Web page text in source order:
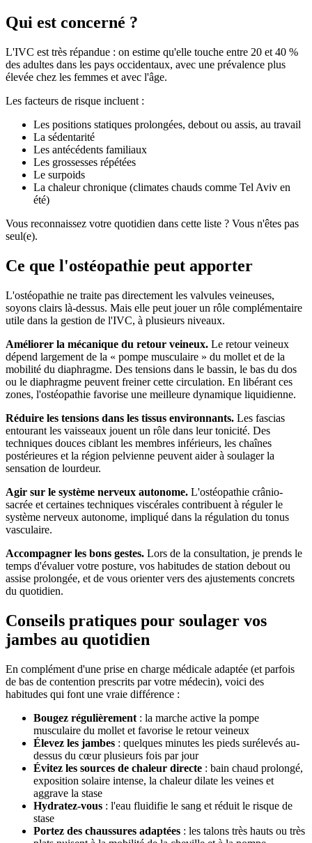
Qui est concerné ?
L'IVC est très répandue : on estime qu'elle touche entre 20 et 40 %
des adultes dans les pays occidentaux, avec une prévalence plus
élevée chez les femmes et avec l'âge.
Les facteurs de risque incluent :
Les positions statiques prolongées, debout ou assis, au travail
La sédentarité
Les antécédents familiaux
Les grossesses répétées
Le surpoids
La chaleur chronique (climates chauds comme Tel Aviv en
été)
Vous reconnaissez votre quotidien dans cette liste ? Vous n'êtes pas
seul(e).
Ce que l'ostéopathie peut apporter
L'ostéopathie ne traite pas directement les valvules veineuses,
soyons clairs là-dessus. Mais elle peut jouer un rôle complémentaire
utile dans la gestion de l'IVC, à plusieurs niveaux.
Améliorer la mécanique du retour veineux. Le retour veineux
dépend largement de la « pompe musculaire » du mollet et de la
mobilité du diaphragme. Des tensions dans le bassin, le bas du dos
ou le diaphragme peuvent freiner cette circulation. En libérant ces
zones, l'ostéopathie favorise une meilleure dynamique liquidienne.
Réduire les tensions dans les tissus environnants. Les fascias
entourant les vaisseaux jouent un rôle dans leur tonicité. Des
techniques douces ciblant les membres inférieurs, les chaînes
postérieures et la région pelvienne peuvent aider à soulager la
sensation de lourdeur.
Agir sur le système nerveux autonome. L'ostéopathie crânio-
sacrée et certaines techniques viscérales contribuent à réguler le
système nerveux autonome, impliqué dans la régulation du tonus
vasculaire.
Accompagner les bons gestes. Lors de la consultation, je prends le
temps d'évaluer votre posture, vos habitudes de station debout ou
assise prolongée, et de vous orienter vers des ajustements concrets
du quotidien.
Conseils pratiques pour soulager vos
jambes au quotidien
En complément d'une prise en charge médicale adaptée (et parfois
de bas de contention prescrits par votre médecin), voici des
habitudes qui font une vraie différence :
Bougez régulièrement : la marche active la pompe
musculaire du mollet et favorise le retour veineux
Élevez les jambes : quelques minutes les pieds surélevés au-
dessus du cœur plusieurs fois par jour
Évitez les sources de chaleur directe : bain chaud prolongé,
exposition solaire intense, la chaleur dilate les veines et
aggrave la stase
Hydratez-vous : l'eau fluidifie le sang et réduit le risque de
stase
Portez des chaussures adaptées : les talons très hauts ou très